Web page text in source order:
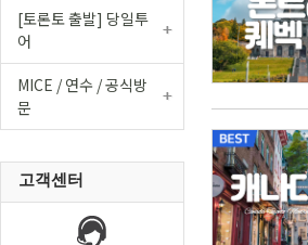
[토론토 출발] 당일투
어
MICE / 연수 / 공식방
문
고객센터